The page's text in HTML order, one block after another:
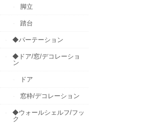
脚立
踏台
◆パーテーション
◆ドア/窓/デコレーショ
ン
ドア
窓枠/デコレーション
◆ウォールシェルフ/フッ
ク